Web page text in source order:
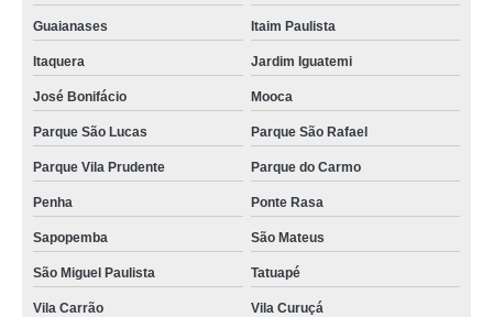
Guaianases Itaim Paulista
Itaquera Jardim Iguatemi
José Bonifácio Mooca
Parque São Lucas Parque São Rafael
Parque Vila Prudente Parque do Carmo
Penha Ponte Rasa
Sapopemba São Mateus
São Miguel Paulista Tatuapé
Vila Carrão Vila Curuçá